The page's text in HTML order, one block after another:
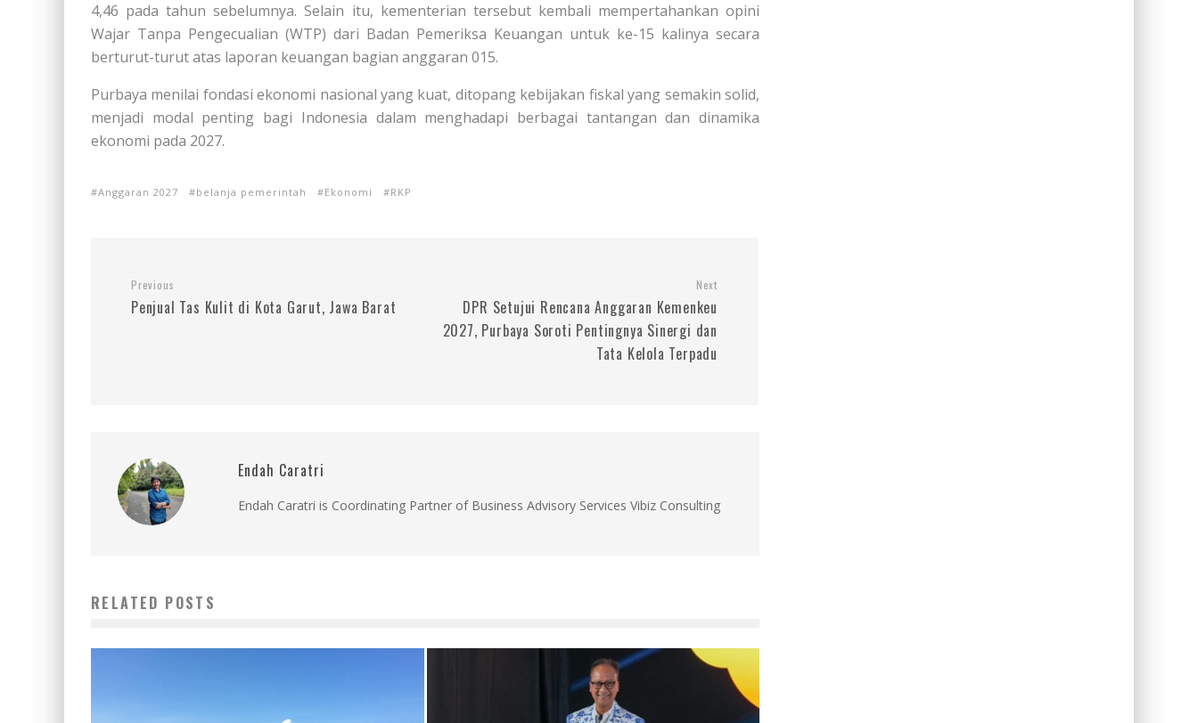
4,46 pada tahun sebelumnya. Selain itu, kementerian tersebut kembali mempertahankan opini
Wajar Tanpa Pengecualian (WTP) dari Badan Pemeriksa Keuangan untuk ke-15 kalinya secara
berturut-turut atas laporan keuangan bagian anggaran 015.
Purbaya menilai fondasi ekonomi nasional yang kuat, ditopang kebijakan fiskal yang semakin solid,
menjadi modal penting bagi Indonesia dalam menghadapi berbagai tantangan dan dinamika
ekonomi pada 2027.
Anggaran 2027 belanja pemerintah Ekonomi RKP
Previous
Penjual Tas Kulit di Kota Garut, Jawa Barat
Next
DPR Setujui Rencana Anggaran Kemenkeu
2027, Purbaya Soroti Pentingnya Sinergi dan
Tata Kelola Terpadu
Endah Caratri
Endah Caratri is Coordinating Partner of Business Advisory Services Vibiz Consulting
RELATED POSTS